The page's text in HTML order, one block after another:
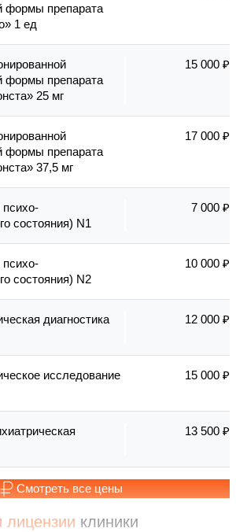
формы препарата
1 ед
формы препарата
25 мг
15 000 ₽
формы препарата
37,5 мг
17 000 ₽
состояния) N1
7 000 ₽
состояния) N2
10 000 ₽
диагностика
12 000 ₽
исследование
15 000 ₽
13 500 ₽
Смотреть все цены
лицензии клиники